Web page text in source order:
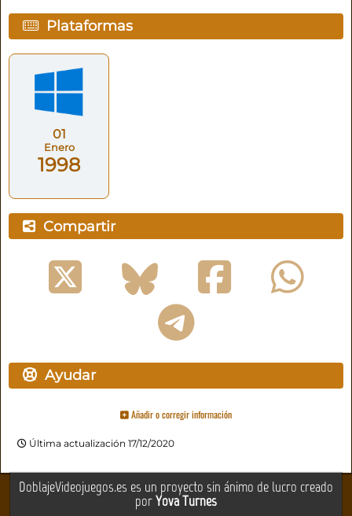
Plataformas
01
Enero
1998
Compartir
Ayudar
Añadir o corregir información
Última actualización 17/12/2020
DoblajeVideojuegos.es es un proyecto sin ánimo de lucro creado
porYova Turnes